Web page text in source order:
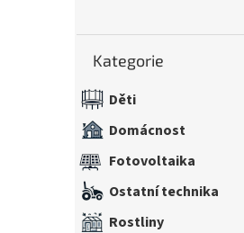
e
kategorie
Kategorie
Děti
Domácnost
Fotovoltaika
Ostatní technika
Rostliny